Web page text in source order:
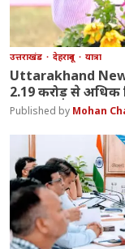
उत्तराखंड देहरादून यात्रा
Uttarakhand
2.19 करोड़ से
Mohan